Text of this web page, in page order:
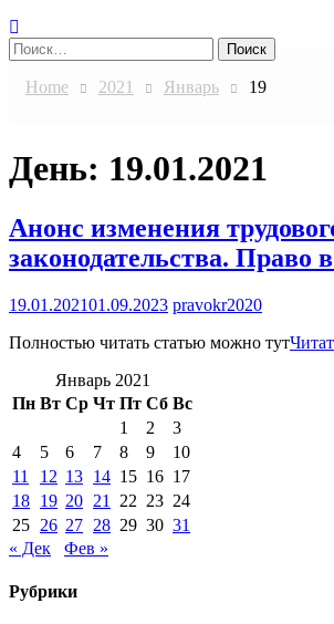
Найти:
Home 2021 Январь 19
День: 19.01.2021
Анонс изменения
законодательства. Право
19.01.202101.09.2023 pravokr2020
Полностью читать статью можно тут
Январь 2021
Пн Вт Ср Чт Пт Сб Вс
1
2
3
4
5 6 7 8 9
10
11
12 13 14 15 16 17
18 19 20 21 22 23 24
25 26 27 28 29 30 31
« Дек
Фев »
Рубрики